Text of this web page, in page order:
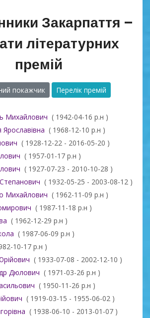
Закарпаття –
літературних
премій
покажчик Перелік премій
Михайлович ( 1942-04-16 р.н )
Ярославівна ( 1968-12-10 р.н )
( 1928-12-22 - 2016-05-20 )
( 1957-01-17 р.н )
( 1927-07-23 - 2010-10-28 )
( 1932-05-25 - 2003-08-12 )
Михайлович ( 1962-11-09 р.н )
( 1987-11-18 р.н )
( 1962-12-29 р.н )
( 1987-06-09 р.н )
10-17 р.н )
( 1933-07-08 - 2002-12-10 )
Дюлович ( 1971-03-26 р.н )
( 1950-11-26 р.н )
( 1919-03-15 - 1955-06-02 )
( 1938-06-10 - 2013-01-07 )